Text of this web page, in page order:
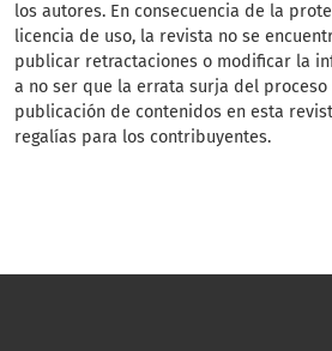
los autores. En consecuencia de la
licencia de uso, la revista no se
publicar retractaciones o modificar la
a no ser que la errata surja del
publicación de contenidos en esta
regalías para los contribuyentes.